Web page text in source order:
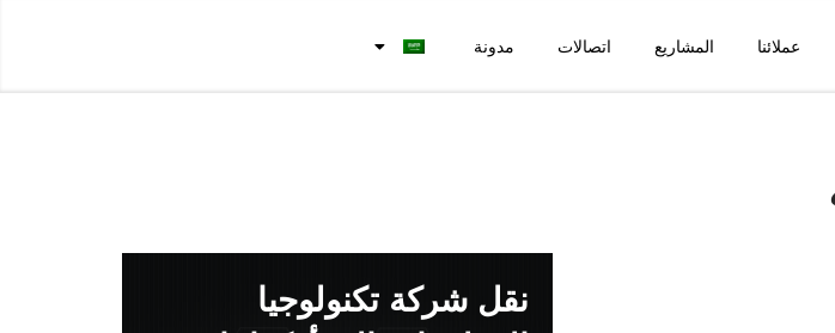
عملائنا المشاريع اتصالات مدونة
نقل شركة تكنولوجيا